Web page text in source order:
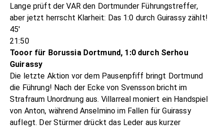
Lange prüft der VAR den Dortmunder Führungstreffer,
aber jetzt herrscht Klarheit: Das 1:0 durch Guirassy zählt!
45'
21:50
Tooor für Borussia Dortmund, 1:0 durch Serhou
Guirassy
Die letzte Aktion vor dem Pausenpfiff bringt Dortmund
die Führung! Nach der Ecke von Svensson bricht im
Strafraum Unordnung aus. Villarreal moniert ein Handspiel
von Anton, während Anselmino im Fallen für Guirassy
auflegt. Der Stürmer drückt das Leder aus kurzer